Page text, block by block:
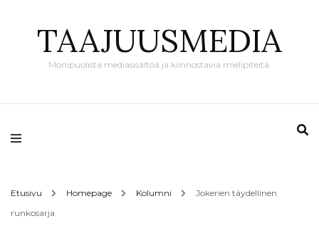
TAAJUUSMEDIA
Monipuolista mediasisältöä ja kiinnostavia mielipiteitä.
Etusivu Homepage Kolumni
Jokerien täydellinen
runkosarja